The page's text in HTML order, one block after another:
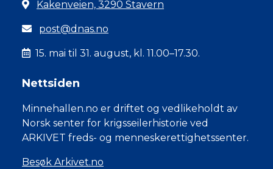
Kakenveien, 3290 Stavern
post@dnas.no
15. mai til 31. august, kl. 11.00–17.30.
Nettsiden
Minnehallen.no er driftet og vedlikeholdt av
Norsk senter for krigsseilerhistorie ved
ARKIVET freds- og menneskerettighetssenter.
Besøk Arkivet.no